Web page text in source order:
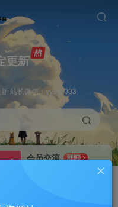
更新
站长微信：yysqz003
会员交流
群聊